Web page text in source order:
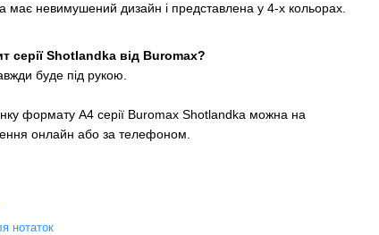
має невимушений дизайн і представлена у 4-х кольорах.
Shotlandka від Buromax?
буде під рукою.
формату А4 серії Buromax Shotlandka можна на
онлайн або за телефоном.
нотаток